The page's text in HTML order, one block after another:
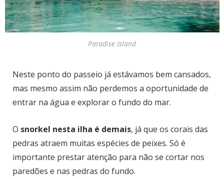
Paradise Island
Neste ponto do passeio já estávamos bem cansados,
mas mesmo assim não perdemos a oportunidade de
entrar na água e explorar o fundo do mar.
O snorkel nesta ilha é demais, já que os corais das
pedras atraem muitas espécies de peixes. Só é
importante prestar atenção para não se cortar nos
paredões e nas pedras do fundo.